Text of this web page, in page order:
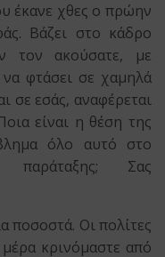
έκανε χθες ο πρώην
Βάζει στο κάδρο
τον ακούσατε, με
φτάσει σε χαμηλά
σε εσάς, αναφέρεται
είναι η θέση της
όλο αυτό στο
παράταξης; Σας
ποσοστά. Οι πολίτες
κρινόμαστε από